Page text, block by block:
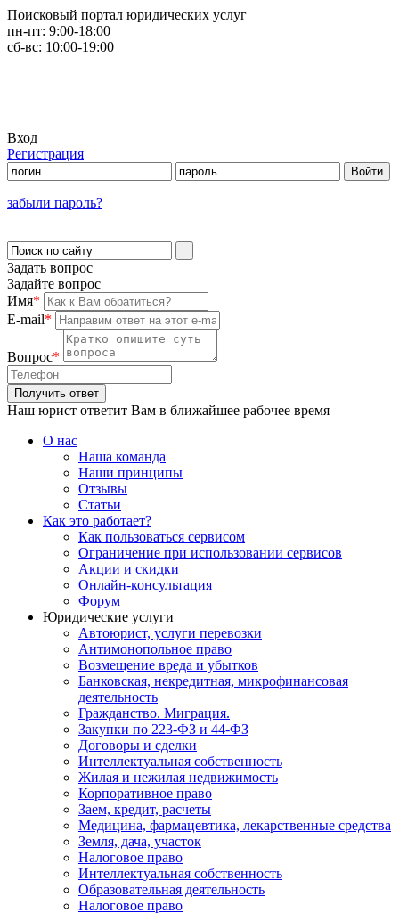
Поисковый портал юридических услуг
пн-пт: 9:00-18:00
сб-вс: 10:00-19:00
Вход
Регистрация
забыли пароль?
Задать вопрос
Задайте вопрос
Имя*
E-mail*
Вопрос*
Наш юрист ответит Вам в ближайшее рабочее время
О нас
Наша команда
Наши принципы
Отзывы
Статьи
Как это работает?
Как пользоваться сервисом
Ограничение при использовании сервисов
Акции и скидки
Онлайн-консультация
Форум
Юридические услуги
Автоюрист, услуги перевозки
Антимонопольное право
Возмещение вреда и убытков
Банковская, некредитная, микрофинансовая
деятельность
Гражданство. Миграция.
Закупки по 223-ФЗ и 44-ФЗ
Договоры и сделки
Интеллектуальная собственность
Жилая и нежилая недвижимость
Корпоративное право
Заем, кредит, расчеты
Медицина, фармацевтика, лекарственные средства
Земля, дача, участок
Налоговое право
Интеллектуальная собственность
Образовательная деятельность
Налоговое право